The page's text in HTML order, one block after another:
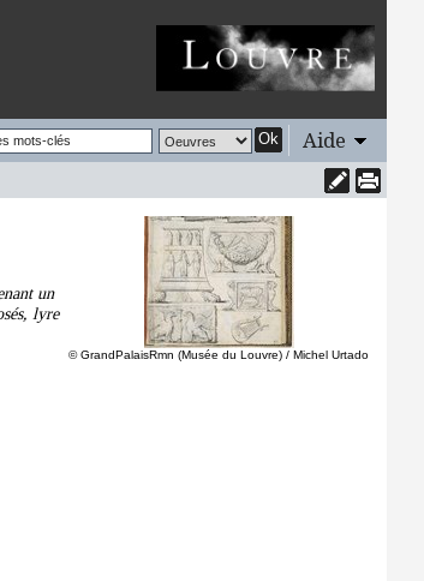
Ok Aide
© GrandPalaisRmn (Musée du Louvre) / Michel Urtado
un
lyre